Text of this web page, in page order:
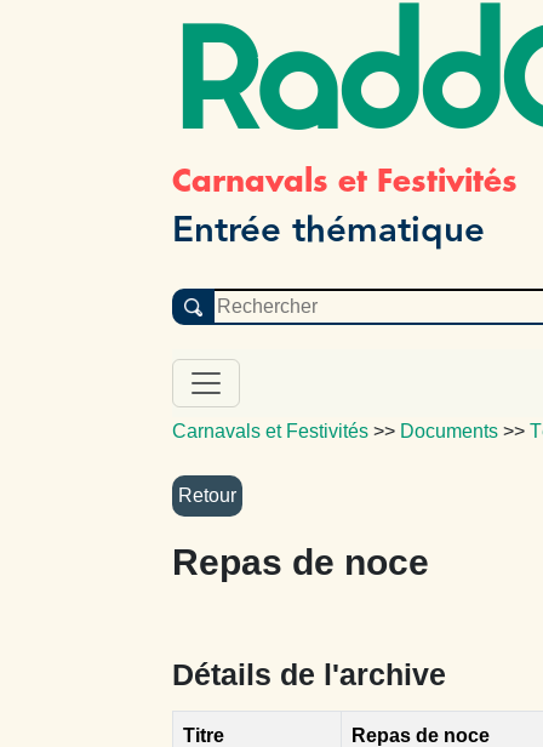
Carnavals et Festivités
Entrée thématique
Carnavals et Festivités >> Documents >>
Repas de noce
Détails de l'archive
Titre Repas de noce